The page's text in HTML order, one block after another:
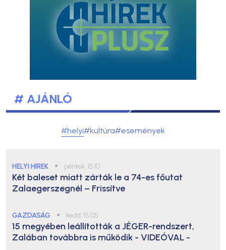
# AJÁNLÓ
#helyi#kultúra#események
HELYI HÍREK ● péntek, 15:10
Két baleset miatt zárták le a 74-es főutat
Zalaegerszegnél – Frissítve
GAZDASÁG ● kedd, 15:05
15 megyében leállították a JÉGER-rendszert,
Zalában továbbra is működik - VIDEÓVAL -